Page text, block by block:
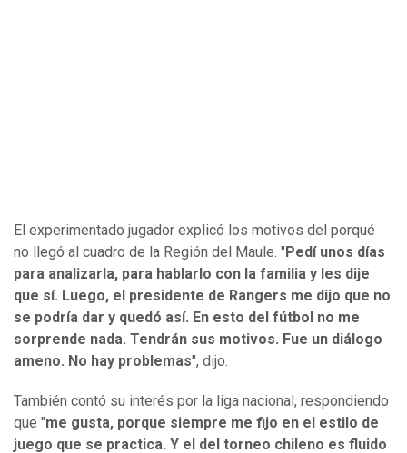
El experimentado jugador explicó los motivos del porqué
no llegó al cuadro de la Región del Maule. " Pedí unos días
para analizarla, para hablarlo con la familia y les dije
que sí. Luego, el presidente de Rangers me dijo que no
se podría dar y quedó así. En esto del fútbol no me
sorprende nada. Tendrán sus motivos. Fue un diálogo
ameno. No hay problemas", dijo.
También contó su interés por la liga nacional, respondiendo
que "me gusta, porque siempre me fijo en el estilo de
juego que se practica. Y el del torneo chileno es fluido